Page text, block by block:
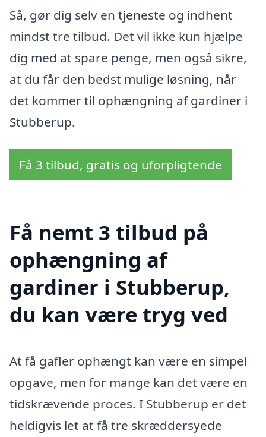
Så, gør dig selv en tjeneste og indhent
mindst tre tilbud. Det vil ikke kun hjælpe
dig med at spare penge, men også sikre,
at du får den bedst mulige løsning, når
det kommer til ophængning af gardiner i
Stubberup.
Få 3 tilbud, gratis og uforpligtende
Få nemt 3 tilbud på
ophængning af
gardiner i Stubberup,
du kan være tryg ved
At få gafler ophængt kan være en simpel
opgave, men for mange kan det være en
tidskrævende proces. I Stubberup er det
heldigvis let at få tre skræddersyede